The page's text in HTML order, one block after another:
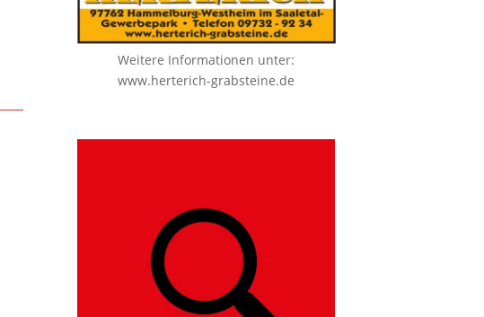
Weitere Informationen unter:
www.herterich-grabsteine.de